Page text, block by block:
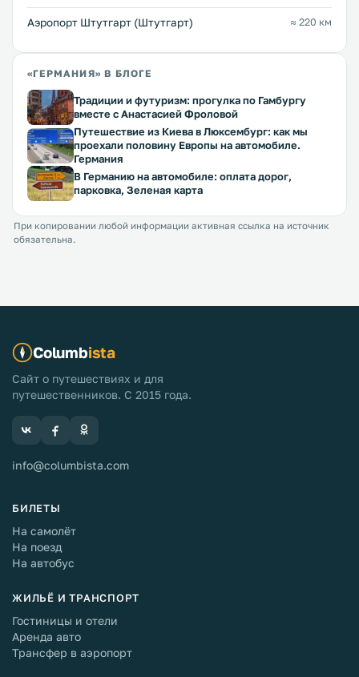
Аэропорт Штутгарт (Штутгарт) ≈ 220 км
«ГЕРМАНИЯ» В БЛОГЕ
Традиции и футуризм: прогулка по Гамбургу
вместе с Анастасией Фроловой
Путешествие из Киева в Люксембург: как мы
проехали половину Европы на автомобиле.
Германия
В Германию на автомобиле: оплата дорог,
парковка, Зеленая карта
При копировании любой информации активная ссылка на источник
обязательна.
Columbista
Сайт о путешествиях и для
путешественников. С 2015 года.
info@columbista.com
БИЛЕТЫ
На самолёт
На поезд
На автобус
ЖИЛЬЁ И ТРАНСПОРТ
Гостиницы и отели
Аренда авто
Трансфер в аэропорт